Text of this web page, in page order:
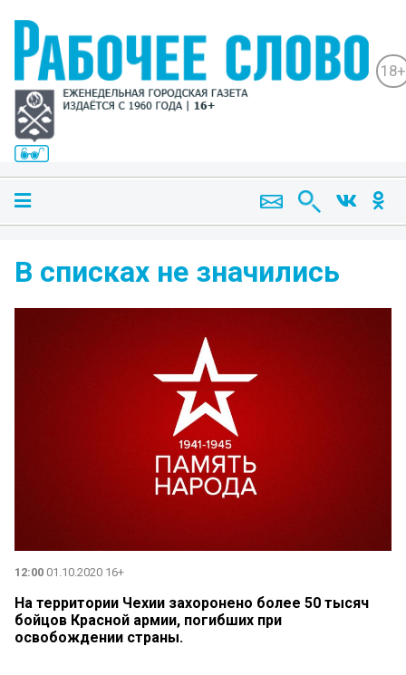
18+
В списках не значились
12:00 01.10.2020 16+
На территории Чехии захоронено более 50 тысяч
бойцов Красной армии, погибших при
освобождении страны.